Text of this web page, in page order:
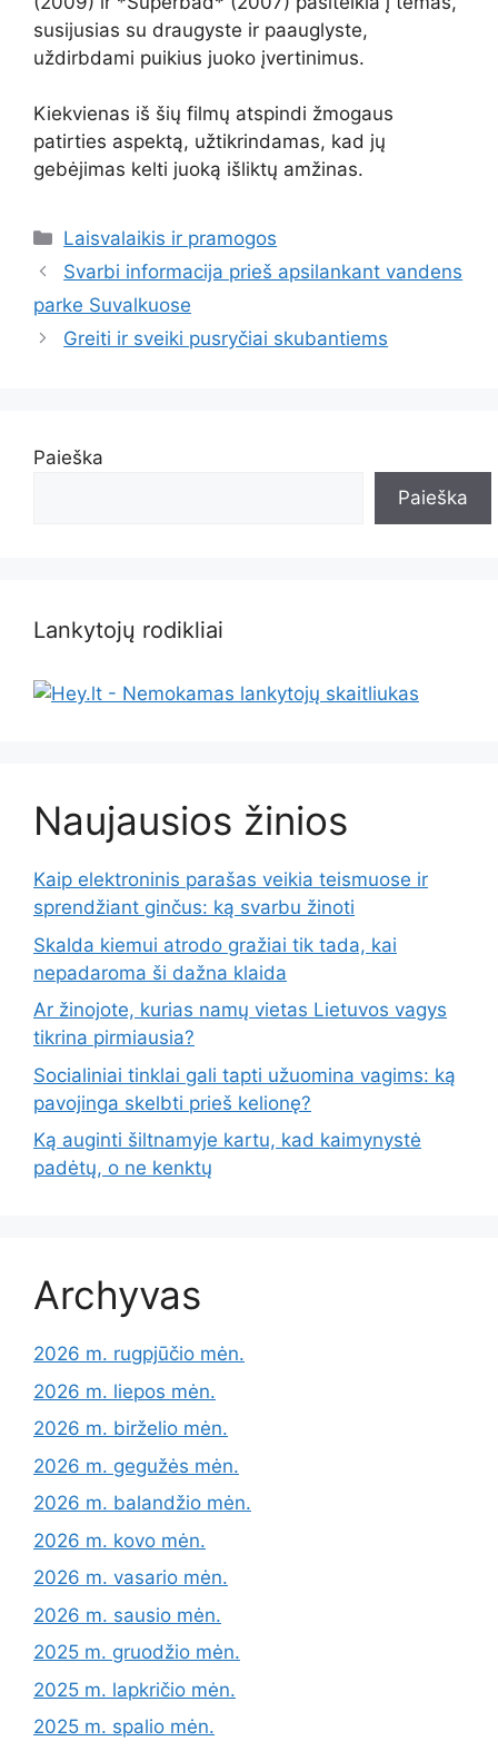
susijusias su draugyste ir paauglyste,
uždirbdami puikius juoko įvertinimus.
Kiekvienas iš šių filmų atspindi žmogaus
patirties aspektą, užtikrindamas, kad jų
gebėjimas kelti juoką išliktų amžinas.
Kategorijos
Laisvalaikis ir pramogos
Svarbi informacija prieš apsilankant vandens
parke Suvalkuose
Greiti ir sveiki pusryčiai skubantiems
Paieška
Paieška
Lankytojų rodikliai
Naujausios žinios
Kaip elektroninis parašas veikia teismuose ir
sprendžiant ginčus: ką svarbu žinoti
Skalda kiemui atrodo gražiai tik tada, kai
nepadaroma ši dažna klaida
Ar žinojote, kurias namų vietas Lietuvos vagys
tikrina pirmiausia?
Socialiniai tinklai gali tapti užuomina vagims: ką
pavojinga skelbti prieš kelionę?
Ką auginti šiltnamyje kartu, kad kaimynystė
padėtų, o ne kenktų
Archyvas
2026 m. rugpjūčio mėn.
2026 m. liepos mėn.
2026 m. birželio mėn.
2026 m. gegužės mėn.
2026 m. balandžio mėn.
2026 m. kovo mėn.
2026 m. vasario mėn.
2026 m. sausio mėn.
2025 m. gruodžio mėn.
2025 m. lapkričio mėn.
2025 m. spalio mėn.